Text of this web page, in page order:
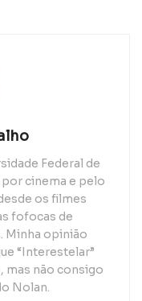
Federal de
cinema e pelo
os filmes
fofocas de
Minha opinião
“Interestelar”
mas não consigo
Nolan.